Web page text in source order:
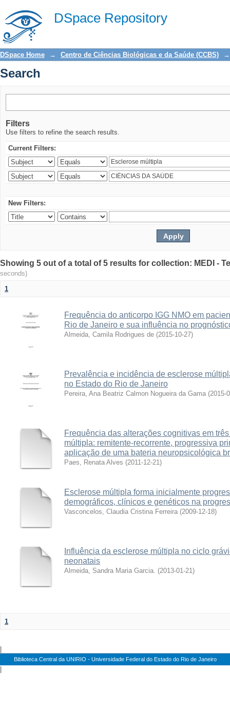
DSpace Repository
Search
DSpace Home → Centro de Ciências Biológicas e da Saúde (CCBS) →
Search
Filters
Use filters to refine the search results.
Current Filters:
New Filters:
Showing 5 out of a total of 5 results for collection: MEDI -
seconds)
1
Frequência do anticorpo IGG NMO em
Rio de Janeiro e sua influência no
Almeida, Camila Rodrigues de (2015-10-27)
Prevalência e incidência de esclerose
no Estado do Rio de Janeiro
Pereira, Ana Beatriz Calmon Nogueira da Gama (2015-
Frequência das alterações cognitivas em
múltipla: remitente-recorrente, progressiva
aplicação de uma bateria neuropsicológica
Paes, Renata Alves (2011-12-21)
Esclerose múltipla forma inicialmente
demográficos, clínicos e genéticos na
Vasconcelos, Claudia Cristina Ferreira (2009-12-18)
Influência da esclerose múltipla no ciclo
neonatais
Almeida, Sandra Maria Garcia. (2013-01-21)
1
Biblioteca Central da UNIRIO - Universidade Federal do Estado do Rio de Janeiro